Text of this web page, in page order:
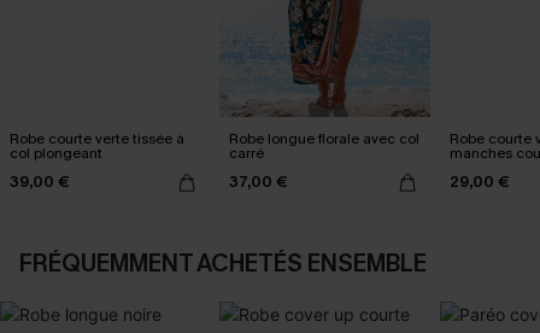
Robe courte verte tissée à
col plongeant
39,00 €
Robe longue florale avec col
carré
37,00 €
Robe courte
manches
29,00 €
FRÉQUEMMENT ACHETÉS ENSEMBLE